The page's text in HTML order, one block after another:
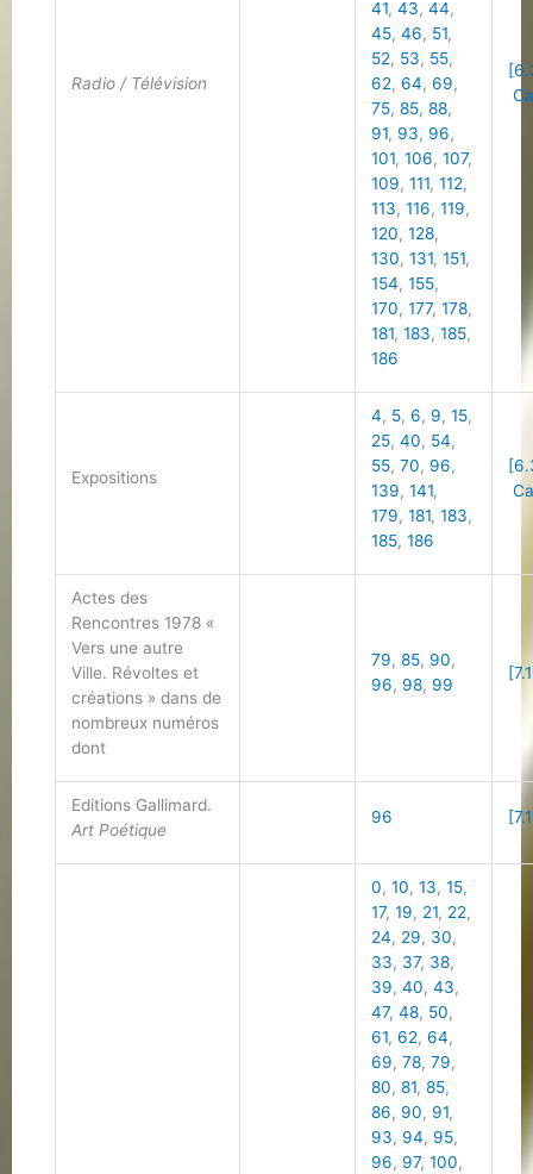
Radio / Télévision
41,43,44,
45,46, 51,
52, 53, 55,
62,64,69,
75,85,88,
91, 93, 96,
101,106,107,
109,111,112,
113,116,119,
120,128,
130,131,151,
154,155,
170,177,178,
181,183,185,
186
Expositions
4, 5,6, 9,15,
25,40, 54,
55,70, 96,
139,141,
179,181,183,
185,186
Actes des
Rencontres 1978 «
Vers une autre
Ville. Révoltes et
créations » dans de
nombreux numéros
dont
79,85, 90,
96, 98, 99
Editions Gallimard.
Art Poétique
96
0,10,13,15,
17,19, 21, 22,
24, 29, 30,
33, 37, 38,
39,40,43,
47,48, 50,
61,62,64,
69,78,79,
80,81,85,
86, 90, 91,
93, 94, 95,
96, 97,100,